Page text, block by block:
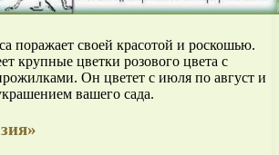
поражает своей красотой и роскошью.
крупные цветки розового цвета с
Он цветет с июля по август и
вашего сада.